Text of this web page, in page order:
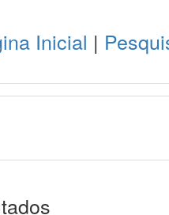
Inicial |